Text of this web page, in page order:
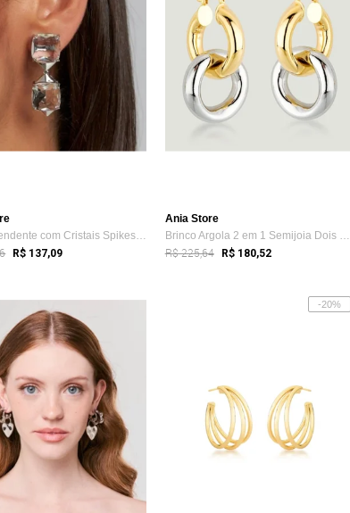
Brinco Pendente com Cristais Spikes Semi...
R$ 137,09
Ania Store
Brinco Argola 2 em 1 Semijoia Dois Banho...
R$ 225,64 R$ 180,52
-20%